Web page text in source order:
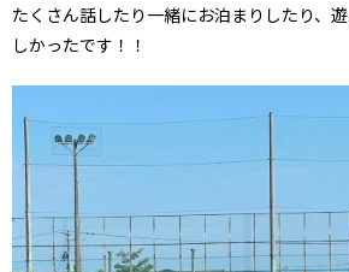
たくさん話したり一緒にお泊まりしたり、
しかったです！！